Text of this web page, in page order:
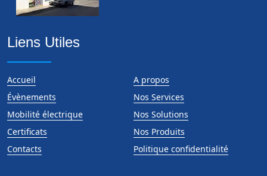
Liens Utiles
Accueil
A propos
Évènements
Nos Services
Mobilité électrique
Nos Solutions
Certificats
Nos Produits
Contacts
Politique confidentialité